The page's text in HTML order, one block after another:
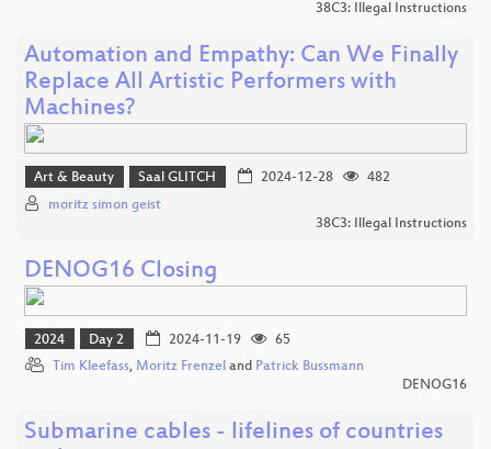
38C3: Illegal Instructions
Automation and Empathy: Can We Finally
Replace All Artistic Performers with
Machines?
Art & Beauty Saal GLITCH 2024-12-28
482
moritz simon geist
38C3: Illegal Instructions
DENOG16 Closing
2024 Day 2 2024-11-19
65
Tim Kleefass, Moritz Frenzel and Patrick Bussmann
DENOG16
Submarine cables - lifelines of countries